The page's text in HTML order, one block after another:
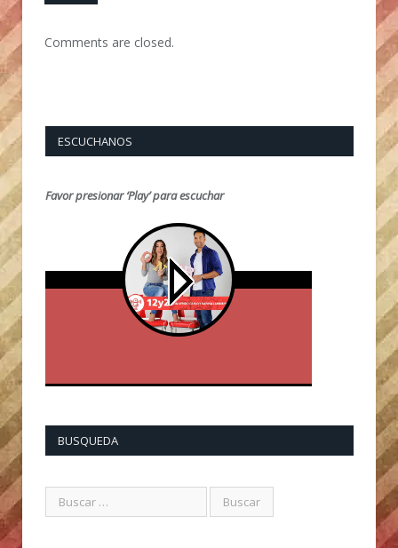
Comments are closed.
ESCUCHANOS
Favor presionar ‘Play’ para escuchar
BUSQUEDA